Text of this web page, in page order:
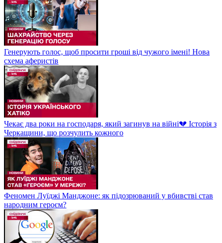
Генерують голос, щоб просити гроші від чужого імені! Нова
схема аферистів
Чекає два роки на господаря, який загинув на війні💔 Історія з
Черкащини, що розчулить кожного
Феномен Луїджі Манджоне: як підозрюваний у вбивстві став
народним героєм?